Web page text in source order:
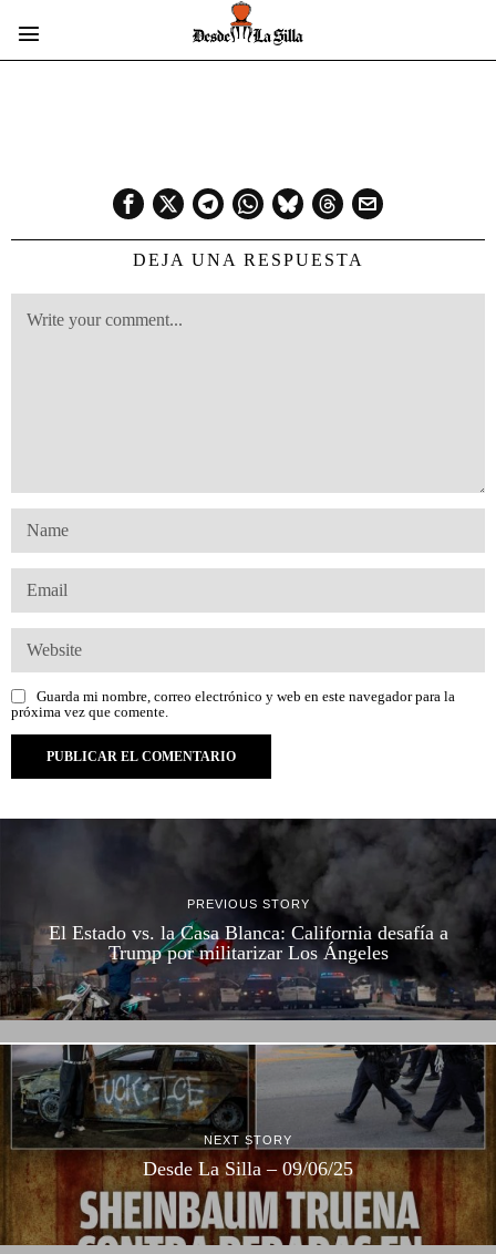
DEJA UNA RESPUESTA
Guarda mi nombre, correo electrónico y web en este navegador para la
próxima vez que comente.
PREVIOUS STORY
El Estado vs. la Casa Blanca: California desafía a
Trump por militarizar Los Ángeles
NEXT STORY
Desde La Silla – 09/06/25